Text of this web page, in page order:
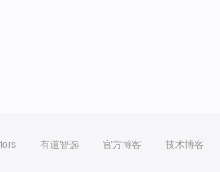
有道智选 官方博客 技术博客